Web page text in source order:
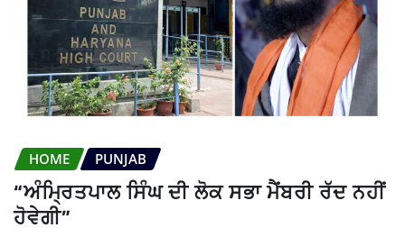
HOME PUNJAB
“ਅੰਮ੍ਰਿਤਪਾਲ ਸਿੰਘ ਦੀ ਲੋਕ ਸਭਾ ਮੈਂਬਰੀ ਰੱਦ ਨਹੀਂ
ਹੋਵੇਗੀ”